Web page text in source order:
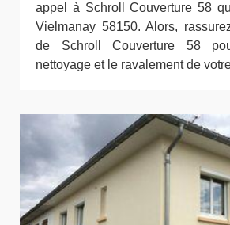
appel à Schroll Couverture 58
Vielmanay 58150. Alors,
de Schroll Couverture 58
nettoyage et le ravalement de